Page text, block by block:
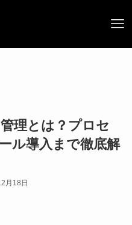
理とは？プロセ
ル導入まで徹底解
月18日